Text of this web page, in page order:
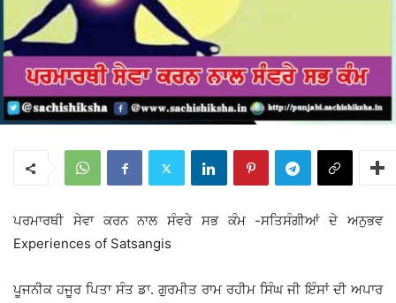
ਪਰਮਾਰਥੀ ਸੇਵਾ ਕਰਨ ਨਾਲ ਸੰਵਰੇ ਸਭ ਕੰਮ -ਸਤਿਸੰਗੀਆਂ ਦੇ ਅਨੁਭਵ
Experiences of Satsangis
ਪੂਜਨੀਕ ਹਜੂਰ ਪਿਤਾ ਸੰਤ ਡਾ. ਗੁਰਮੀਤ ਰਾਮ ਰਹੀਮ ਸਿੰਘ ਜੀ ਇੰਸਾਂ ਦੀ ਅਪਾਰ